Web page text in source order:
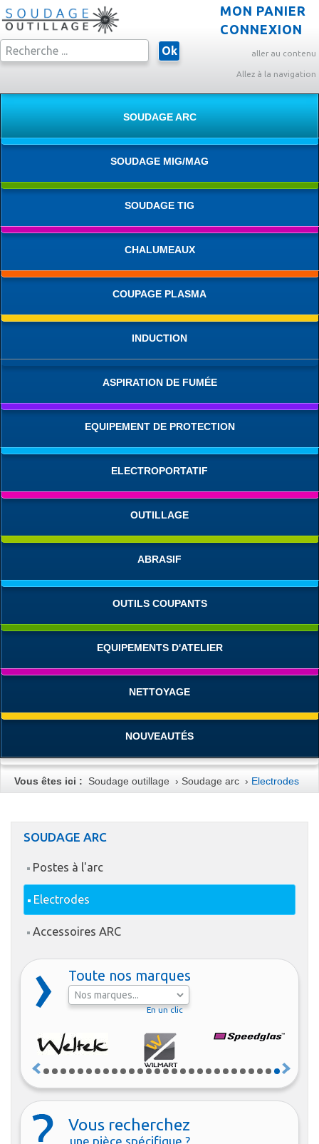
aller au contenu
Allez à la navigation
CONNEXION
MON PANIER
Ok
SOUDAGE ARC
SOUDAGE MIG/MAG
SOUDAGE TIG
CHALUMEAUX
COUPAGE PLASMA
INDUCTION
ASPIRATION DE FUMÉE
EQUIPEMENT DE PROTECTION
ELECTROPORTATIF
OUTILLAGE
ABRASIF
OUTILS COUPANTS
EQUIPEMENTS D'ATELIER
NETTOYAGE
NOUVEAUTÉS
Vous êtes ici : Soudage outillage ›Soudage arc › Electrodes
SOUDAGE ARC
Postes à l'arc
Electrodes
Accessoires ARC
Toute nos marques
En un clic
Vous recherchez
une pièce spécifique ?